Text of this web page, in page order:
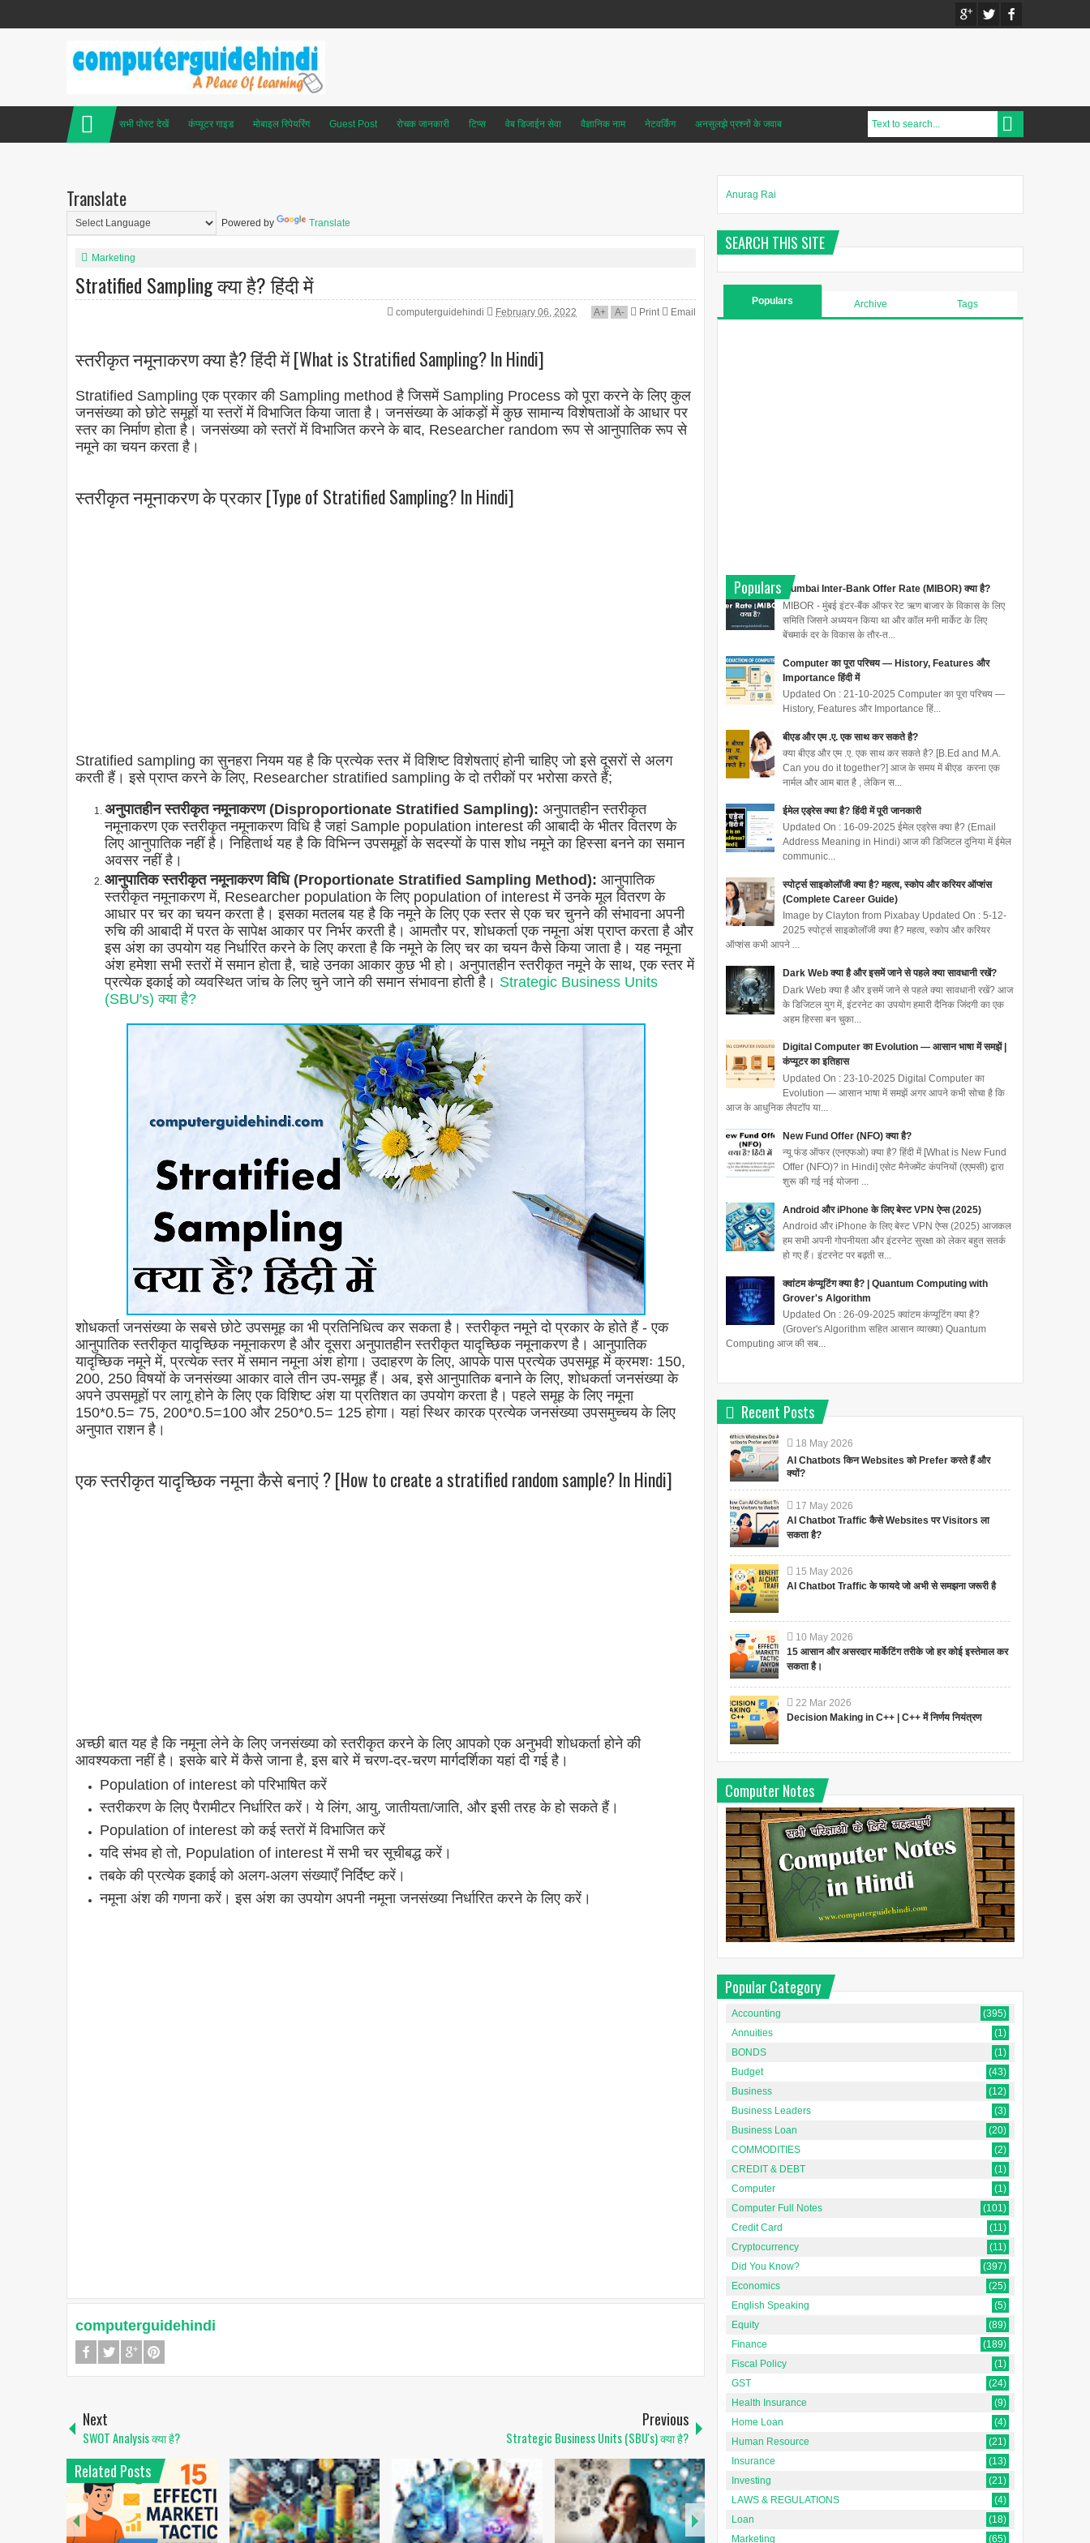
सभी पोस्ट देखें कंप्यूटर गाइड मोबाइल रिपेयरिंग Guest Post रोचक जानकारी टिप्स वेब डिजाईन सेवा वैज्ञानिक नाम नेटवर्किंग अनसुलझे प्रश्नों के जवाब
Translate
Powered by Translate
Marketing
Stratified Sampling क्या है? हिंदी में
computerguidehindi February 06, 2022 A+ A- Print Email
स्तरीकृत नमूनाकरण क्या है? हिंदी में [What is Stratified Sampling? In Hindi]
Stratified Sampling एक प्रकार की Sampling method है जिसमें Sampling Process को पूरा करने के लिए कुल
जनसंख्या को छोटे समूहों या स्तरों में विभाजित किया जाता है। जनसंख्या के आंकड़ों में कुछ सामान्य विशेषताओं के आधार पर
स्तर का निर्माण होता है। जनसंख्या को स्तरों में विभाजित करने के बाद, Researcher random रूप से आनुपातिक रूप से
नमूने का चयन करता है।
स्तरीकृत नमूनाकरण के प्रकार [Type of Stratified Sampling? In Hindi]
Stratified sampling का सुनहरा नियम यह है कि प्रत्येक स्तर में विशिष्ट विशेषताएं होनी चाहिए जो इसे दूसरों से अलग
करती हैं। इसे प्राप्त करने के लिए, Researcher stratified sampling के दो तरीकों पर भरोसा करते हैं;
अनुपातहीन स्तरीकृत नमूनाकरण (Disproportionate Stratified Sampling): अनुपातहीन स्तरीकृत
नमूनाकरण एक स्तरीकृत नमूनाकरण विधि है जहां Sample population interest की आबादी के भीतर वितरण के
लिए आनुपातिक नहीं है। निहितार्थ यह है कि विभिन्न उपसमूहों के सदस्यों के पास शोध नमूने का हिस्सा बनने का समान
अवसर नहीं है।
आनुपातिक स्तरीकृत नमूनाकरण विधि (Proportionate Stratified Sampling Method): आनुपातिक
स्तरीकृत नमूनाकरण में, Researcher population के लिए population of interest में उनके मूल वितरण के
आधार पर चर का चयन करता है। इसका मतलब यह है कि नमूने के लिए एक स्तर से एक चर चुनने की संभावना अपनी
रुचि की आबादी में परत के सापेक्ष आकार पर निर्भर करती है। आमतौर पर, शोधकर्ता एक नमूना अंश प्राप्त करता है और
इस अंश का उपयोग यह निर्धारित करने के लिए करता है कि नमूने के लिए चर का चयन कैसे किया जाता है। यह नमूना
अंश हमेशा सभी स्तरों में समान होता है, चाहे उनका आकार कुछ भी हो। अनुपातहीन स्तरीकृत नमूने के साथ, एक स्तर में
प्रत्येक इकाई को व्यवस्थित जांच के लिए चुने जाने की समान संभावना होती है। Strategic Business Units
(SBU's) क्या है?
शोधकर्ता जनसंख्या के सबसे छोटे उपसमूह का भी प्रतिनिधित्व कर सकता है। स्तरीकृत नमूने दो प्रकार के होते हैं - एक
आनुपातिक स्तरीकृत यादृच्छिक नमूनाकरण है और दूसरा अनुपातहीन स्तरीकृत यादृच्छिक नमूनाकरण है। आनुपातिक
यादृच्छिक नमूने में, प्रत्येक स्तर में समान नमूना अंश होगा। उदाहरण के लिए, आपके पास प्रत्येक उपसमूह में क्रमशः 150,
200, 250 विषयों के जनसंख्या आकार वाले तीन उप-समूह हैं। अब, इसे आनुपातिक बनाने के लिए, शोधकर्ता जनसंख्या के
अपने उपसमूहों पर लागू होने के लिए एक विशिष्ट अंश या प्रतिशत का उपयोग करता है। पहले समूह के लिए नमूना
150*0.5= 75, 200*0.5=100 और 250*0.5= 125 होगा। यहां स्थिर कारक प्रत्येक जनसंख्या उपसमुच्चय के लिए
अनुपात राशन है।
एक स्तरीकृत यादृच्छिक नमूना कैसे बनाएं ? [How to create a stratified random sample? In Hindi]
अच्छी बात यह है कि नमूना लेने के लिए जनसंख्या को स्तरीकृत करने के लिए आपको एक अनुभवी शोधकर्ता होने की
आवश्यकता नहीं है। इसके बारे में कैसे जाना है, इस बारे में चरण-दर-चरण मार्गदर्शिका यहां दी गई है।
Population of interest को परिभाषित करें
स्तरीकरण के लिए पैरामीटर निर्धारित करें। ये लिंग, आयु, जातीयता/जाति, और इसी तरह के हो सकते हैं।
Population of interest को कई स्तरों में विभाजित करें
यदि संभव हो तो, Population of interest में सभी चर सूचीबद्ध करें।
तबके की प्रत्येक इकाई को अलग-अलग संख्याएँ निर्दिष्ट करें।
नमूना अंश की गणना करें। इस अंश का उपयोग अपनी नमूना जनसंख्या निर्धारित करने के लिए करें।
computerguidehindi
Next
SWOT Analysis क्या है?
Previous
Strategic Business Units (SBU's) क्या है?
Related Posts
Anurag Rai
SEARCH THIS SITE
Populars Archive Tags
Populars
Mumbai Inter-Bank Offer Rate (MIBOR) क्या है?
MIBOR - मुंबई इंटर-बैंक ऑफर रेट ऋण बाजार के विकास के लिए
समिति जिसने अध्ययन किया था और कॉल मनी मार्केट के लिए
बेंचमार्क दर के विकास के तौर-त...
Computer का पूरा परिचय — History, Features और
Importance हिंदी में
Updated On : 21-10-2025 Computer का पूरा परिचय —
History, Features और Importance हिं...
बीएड और एम .ए. एक साथ कर सकते है?
क्या बीएड और एम .ए. एक साथ कर सकते है? [B.Ed and M.A.
Can you do it together?] आज के समय में बीएड करना एक
नार्मल और आम बात है , लेकिन स...
ईमेल एड्रेस क्या है? हिंदी में पूरी जानकारी
Updated On : 16-09-2025 ईमेल एड्रेस क्या है? (Email
Address Meaning in Hindi) आज की डिजिटल दुनिया में ईमेल
communic...
स्पोर्ट्स साइकोलॉजी क्या है? महत्व, स्कोप और करियर ऑप्शंस
(Complete Career Guide)
Image by Clayton from Pixabay Updated On : 5-12-
2025 स्पोर्ट्स साइकोलॉजी क्या है? महत्व, स्कोप और करियर
ऑप्शंस कभी आपने ...
Dark Web क्या है और इसमें जाने से पहले क्या सावधानी रखें?
Dark Web क्या है और इसमें जाने से पहले क्या सावधानी रखें? आज
के डिजिटल युग में, इंटरनेट का उपयोग हमारी दैनिक जिंदगी का एक
अहम हिस्सा बन चुका...
Digital Computer का Evolution — आसान भाषा में समझें |
कंप्यूटर का इतिहास
Updated On : 23-10-2025 Digital Computer का
Evolution — आसान भाषा में समझें अगर आपने कभी सोचा है कि
आज के आधुनिक लैपटॉप या...
New Fund Offer (NFO) क्या है?
न्यू फंड ऑफर (एनएफओ) क्या है? हिंदी में [What is New Fund
Offer (NFO)? in Hindi] एसेट मैनेजमेंट कंपनियों (एएमसी) द्वारा
शुरू की गई नई योजना ...
Android और iPhone के लिए बेस्ट VPN ऐप्स (2025)
Android और iPhone के लिए बेस्ट VPN ऐप्स (2025) आजकल
हम सभी अपनी गोपनीयता और इंटरनेट सुरक्षा को लेकर बहुत सतर्क
हो गए हैं। इंटरनेट पर बढ़ती स...
क्वांटम कंप्यूटिंग क्या है? | Quantum Computing with
Grover's Algorithm
Updated On : 26-09-2025 क्वांटम कंप्यूटिंग क्या है?
(Grover's Algorithm सहित आसान व्याख्या) Quantum
Computing आज की सब...
Recent Posts
18 May 2026
AI Chatbots किन Websites को Prefer करते हैं और
क्यों?
17 May 2026
AI Chatbot Traffic कैसे Websites पर Visitors ला
सकता है?
15 May 2026
AI Chatbot Traffic के फायदे जो अभी से समझना जरूरी है
10 May 2026
15 आसान और असरदार मार्केटिंग तरीके जो हर कोई इस्तेमाल कर
सकता है।
22 Mar 2026
Decision Making in C++ | C++ में निर्णय नियंत्रण
Computer Notes
Popular Category
Accounting
(395)
Annuities
(1)
BONDS
(1)
Budget
(43)
Business
(12)
Business Leaders
(3)
Business Loan
(20)
COMMODITIES
(2)
CREDIT & DEBT
(1)
Computer
(1)
Computer Full Notes
(101)
Credit Card
(11)
Cryptocurrency
(11)
Did You Know?
(397)
Economics
(25)
English Speaking
(5)
Equity
(89)
Finance
(189)
Fiscal Policy
(1)
GST
(24)
Health Insurance
(9)
Home Loan
(4)
Human Resource
(21)
Insurance
(13)
Investing
(21)
LAWS & REGULATIONS
(4)
Loan
(18)
Marketing
(65)